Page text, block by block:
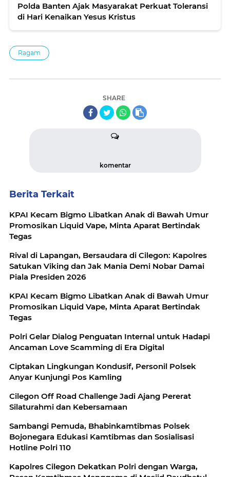
Polda Banten Ajak Masyarakat Perkuat Toleransi
di Hari Kenaikan Yesus Kristus
Ragam
SHARE
komentar
Berita Terkait
KPAI Kecam Bigmo Libatkan Anak di Bawah Umur
Promosikan Liquid Vape, Minta Aparat Bertindak
Tegas
Rival di Lapangan, Bersaudara di Cilegon: Kapolres
Satukan Viking dan Jak Mania Demi Nobar Damai
Piala Presiden 2026
KPAI Kecam Bigmo Libatkan Anak di Bawah Umur
Promosikan Liquid Vape, Minta Aparat Bertindak
Tegas
Polri Gelar Dialog Penguatan Internal untuk Hadapi
Ancaman Love Scamming di Era Digital
Ciptakan Lingkungan Kondusif, Personil Polsek
Anyar Kunjungi Pos Kamling
Cilegon Off Road Challenge Jadi Ajang Pererat
Silaturahmi dan Kebersamaan
Sambangi Pemuda, Bhabinkamtibmas Polsek
Bojonegara Edukasi Kamtibmas dan Sosialisasi
Hotline Polri 110
Kapolres Cilegon Dekatkan Polri dengan Warga,